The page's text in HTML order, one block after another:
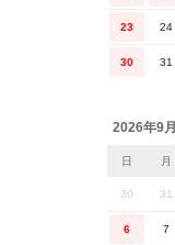
23 24
30 31
2026年9月
日 月
30 31
6 7